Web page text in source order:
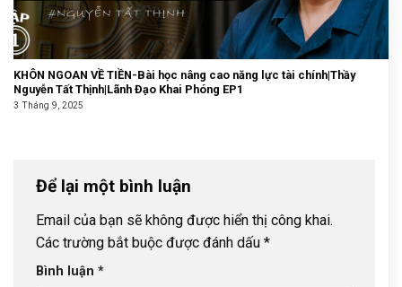
KHÔN NGOAN VỀ TIỀN-Bài học nâng cao năng lực tài chính|Thầy
Nguyễn Tất Thịnh|Lãnh Đạo Khai Phóng EP1
3 Tháng 9, 2025
Để lại một bình luận
Email của bạn sẽ không được hiển thị công khai.
Các trường bắt buộc được đánh dấu *
Bình luận *